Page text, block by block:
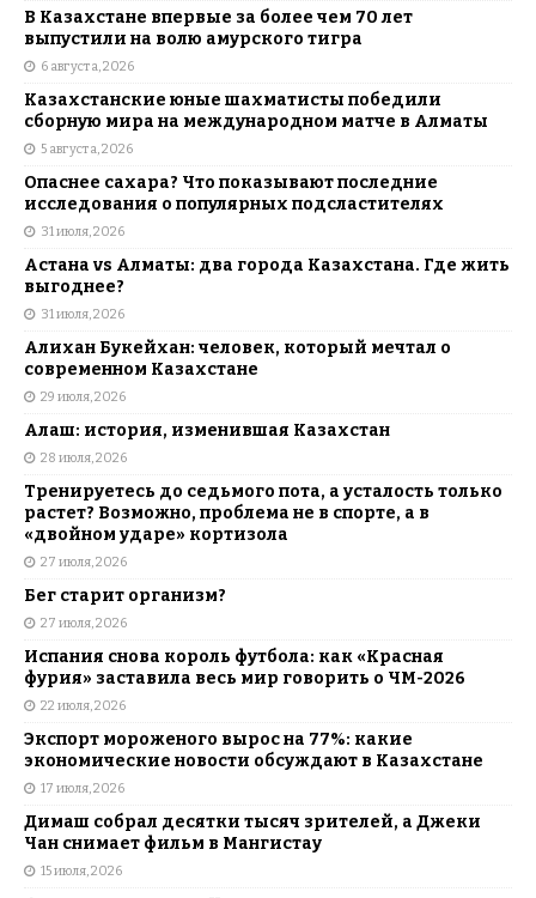
В Казахстане впервые за более чем 70 лет
выпустили на волю амурского тигра
6 августа, 2026
Казахстанские юные шахматисты победили
сборную мира на международном матче в Алматы
5 августа, 2026
Опаснее сахара? Что показывают последние
исследования о популярных подсластителях
31 июля, 2026
Астана vs Алматы: два города Казахстана. Где жить
выгоднее?
31 июля, 2026
Алихан Букейхан: человек, который мечтал о
современном Казахстане
29 июля, 2026
Алаш: история, изменившая Казахстан
28 июля, 2026
Тренируетесь до седьмого пота, а усталость только
растет? Возможно, проблема не в спорте, а в
«двойном ударе» кортизола
27 июля, 2026
Бег старит организм?
27 июля, 2026
Испания снова король футбола: как «Красная
фурия» заставила весь мир говорить о ЧМ-2026
22 июля, 2026
Экспорт мороженого вырос на 77%: какие
экономические новости обсуждают в Казахстане
17 июля, 2026
Димаш собрал десятки тысяч зрителей, а Джеки
Чан снимает фильм в Мангистау
15 июля, 2026